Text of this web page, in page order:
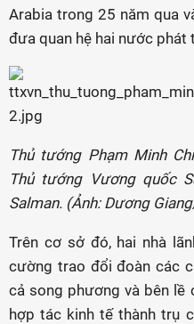
Arabia trong 25 năm qua
đưa quan hệ hai nước phát
Thủ tướng Phạm Minh
Thủ tướng Vương quốc
Salman. (Ảnh: Dương
Trên cơ sở đó, hai nhà
cường trao đổi đoàn các
cả song phương và bên lề
hợp tác kinh tế thành trụ